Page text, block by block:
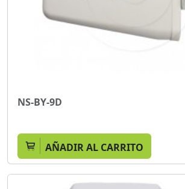
NS-BY-9D
AÑADIR AL CARRITO